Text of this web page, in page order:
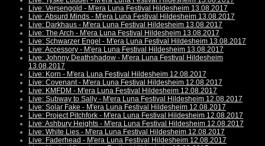
Live: Versengold - M'era Luna Festival Hildesheim 13.08.2017
Live: Absurd Minds - M'era Luna Festival Hildesheim 13.08.2017
Live: Darkhaus - M'era Luna Festival Hildesheim 13.08.2017
Live: The Arch - M'era Luna Festival Hildesheim 13.08.2017
Live: Schwarzer Engel - M'era Luna Festival Hildesheim 13.08.2017
Live: Accessory - M'era Luna Festival Hildesheim 13.08.2017
Live: Johnny Deathshadow - M'era Luna Festival Hildesheim
13.08.2017
Live: Korn - M'era Luna Festival Hildesheim 12.08.2017
Live: Covenant - M'era Luna Festival Hildesheim 12.08.2017
Live: KMFDM - M'era Luna Festival Hildesheim 12.08.2017
Live: Subway to Sally - M'era Luna Festival Hildesheim 12.08.2017
Live: Solar Fake - M'era Luna Festival Hildesheim 12.08.2017
Live: Project Pitchfork - M'era Luna Festival Hildesheim 12.08.2017
Live: Ashbury Heights - M'era Luna Festival Hildesheim 12.08.2017
Live: White Lies - M'era Luna Festival Hildesheim 12.08.2017
Live: Faderhead - M'era Luna Festival Hildesheim 12.08.2017